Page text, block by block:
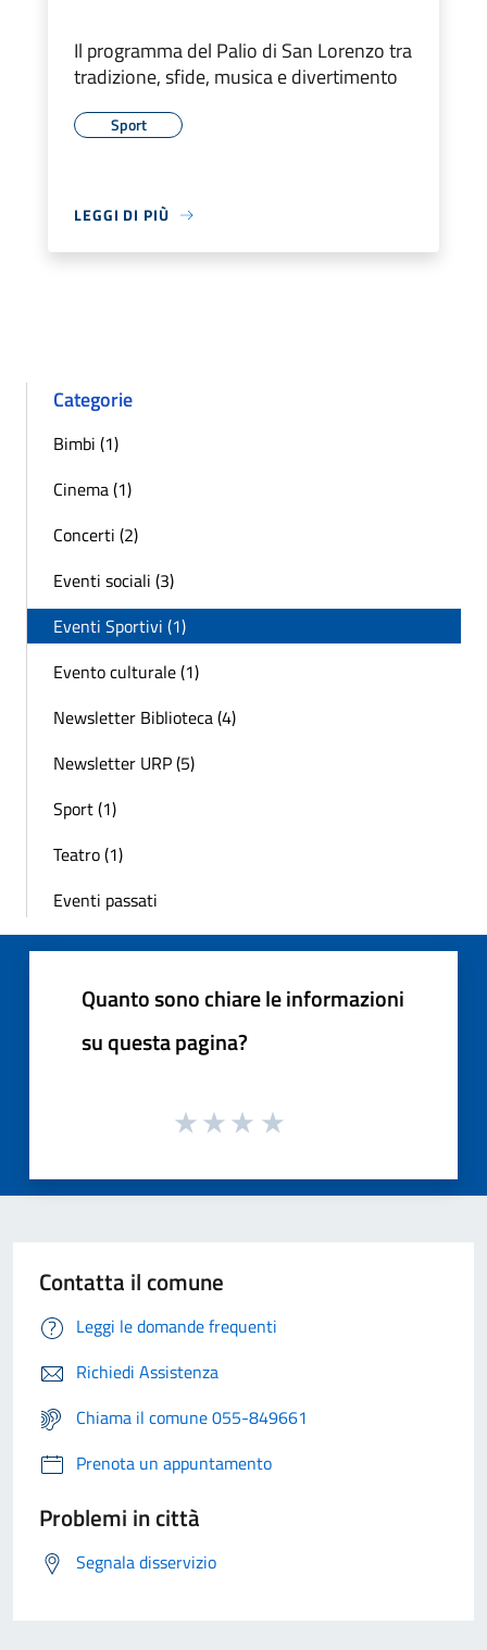
Il programma del Palio di San Lorenzo tra
tradizione, sfide, musica e divertimento
Sport
LEGGI DI PIÙ
Categorie
Bimbi (1)
Cinema (1)
Concerti (2)
Eventi sociali (3)
Eventi Sportivi (1)
Evento culturale (1)
Newsletter Biblioteca (4)
Newsletter URP (5)
Sport (1)
Teatro (1)
Eventi passati
Quanto sono chiare le informazioni
su questa pagina?
Contatta il comune
Leggi le domande frequenti
Richiedi Assistenza
Chiama il comune 055-849661
Prenota un appuntamento
Problemi in città
Segnala disservizio